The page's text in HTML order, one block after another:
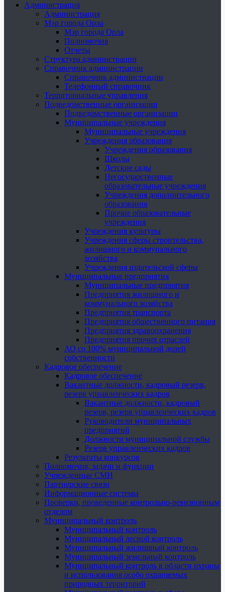
Администрация
Администрация
Мэр города Орла
Мэр города Орла
Полномочия
Отчеты
Структура администрации
Справочник администрации
Справочник администрации
Телефонный справочник
Территориальные управления
Подведомственные организации
Подведомственные организации
Муниципальные учреждения
Муниципальные учреждения
Учреждения образования
Учреждения образования
Школы
Детские сады
Негосударственные
образовательные учреждения
Учреждения дополнительного
образования
Прочие образовательные
учреждения
Учреждения культуры
Учреждения сферы строительства,
жилищного и коммунального
хозяйства
Учреждения издательской сферы
Муниципальные предприятия
Муниципальные предприятия
Предприятия жилищного и
коммунального хозяйства
Предприятия транспорта
Предприятия общественного питания
Предприятия здравоохранения
Предприятия прочих отраслей
АО со 100% муниципальной долей
собственности
Кадровое обеспечение
Кадровое обеспечение
Вакантные должности, кадровый резерв,
резерв управленческих кадров
Вакантные должности, кадровый
резерв, резерв управленческих кадров
Руководители муниципальных
предприятий
Должности муниципальной службы
Резерв управленческих кадров
Результаты конкурсов
Полномочия, задачи и функции
Учрежденные СМИ
Партнерские связи
Информационные системы
Проверки, проведенные контрольно-ревизионным
отделом
Муниципальный контроль
Муниципальный контроль
Муниципальный лесной контроль
Муниципальный жилищный контроль
Муниципальный земельный контроль
Муниципальный контроль в области охраны
и использования особо охраняемых
природных территорий